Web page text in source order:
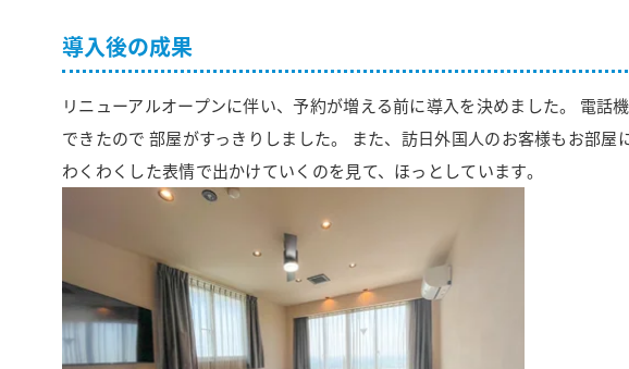
導入後の成果
リニューアルオープンに伴い、予約が増える前に導入を決めました。 電
できたので 部屋がすっきりしました。 また、訪日外国人のお客様もお部
わくわくした表情で出かけていくのを見て、ほっとしています。